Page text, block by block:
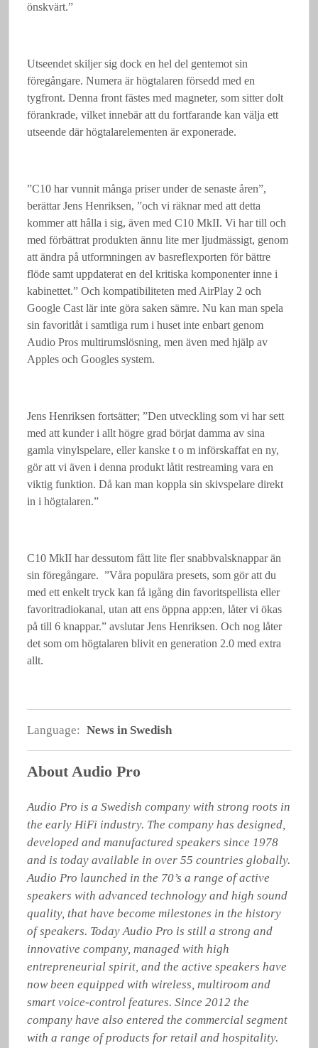
önskvärt.”
Utseendet skiljer sig dock en hel del gentemot sin
föregångare. Numera är högtalaren försedd med en
tygfront. Denna front fästes med magneter, som sitter dolt
förankrade, vilket innebär att du fortfarande kan välja ett
utseende där högtalarelementen är exponerade.
”C10 har vunnit många priser under de senaste åren”,
berättar Jens Henriksen, ”och vi räknar med att detta
kommer att hålla i sig, även med C10 MkII. Vi har till och
med förbättrat produkten ännu lite mer ljudmässigt, genom
att ändra på utformningen av basreflexporten för bättre
flöde samt uppdaterat en del kritiska komponenter inne i
kabinettet.” Och kompatibiliteten med AirPlay 2 och
Google Cast lär inte göra saken sämre. Nu kan man spela
sin favoritlåt i samtliga rum i huset inte enbart genom
Audio Pros multirumslösning, men även med hjälp av
Apples och Googles system.
Jens Henriksen fortsätter; ”Den utveckling som vi har sett
med att kunder i allt högre grad börjat damma av sina
gamla vinylspelare, eller kanske t o m införskaffat en ny,
gör att vi även i denna produkt låtit restreaming vara en
viktig funktion. Då kan man koppla sin skivspelare direkt
in i högtalaren.”
C10 MkII har dessutom fått lite fler snabbvalsknappar än
sin föregångare. ”Våra populära presets, som gör att du
med ett enkelt tryck kan få igång din favoritspellista eller
favoritradiokanal, utan att ens öppna app:en, låter vi ökas
på till 6 knappar.” avslutar Jens Henriksen. Och nog låter
det som om högtalaren blivit en generation 2.0 med extra
allt.
Language: News in Swedish
About Audio Pro
Audio Pro is a Swedish company with strong roots in
the early HiFi industry. The company has designed,
developed and manufactured speakers since 1978
and is today available in over 55 countries globally.
Audio Pro launched in the 70’s a range of active
speakers with advanced technology and high sound
quality, that have become milestones in the history
of speakers. Today Audio Pro is still a strong and
innovative company, managed with high
entrepreneurial spirit, and the active speakers have
now been equipped with wireless, multiroom and
smart voice-control features. Since 2012 the
company have also entered the commercial segment
with a range of products for retail and hospitality.